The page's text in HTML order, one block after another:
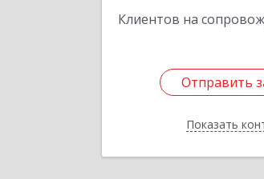
Клиентов на
Отправить
Показать
Отправить
Назад